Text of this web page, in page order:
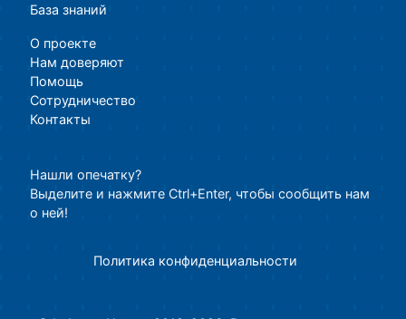
База знаний
О проекте
Нам доверяют
Помощь
Сотрудничество
Контакты
Нашли опечатку?
Выделите и нажмите Ctrl+Enter, чтобы сообщить нам
о ней!
Политика конфиденциальности